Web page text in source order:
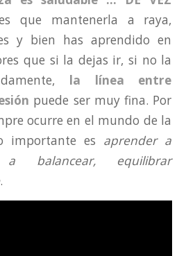
que mantenerla a raya,
y bien has aprendido en
que si la dejas ir, si no la
la línea entre
puede ser muy fina. Por
ocurre en el mundo de la
importante es aprender a
balancear, equilibrar
.